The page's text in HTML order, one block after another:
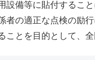
設備等に貼付するこ
者の適正な点検の励
ことを目的として、